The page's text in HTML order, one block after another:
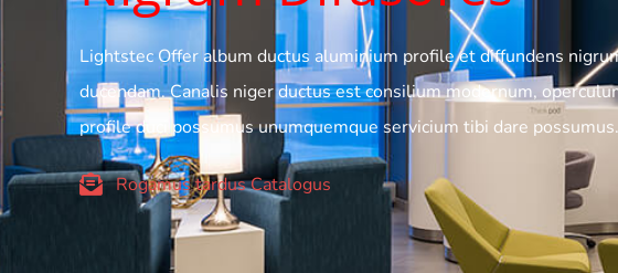
Lightstec Offer album ductus aluminium profile et diffundens
ducendam. Canalis niger ductus est consilium modernum,
profile duci possumus unumquemque servicium tibi dare possumus.
Rogamus tardus Catalogus